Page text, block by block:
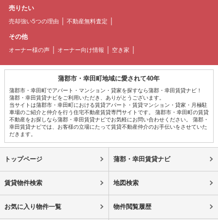
売りたい
売却強い5つの理由 不動産無料査定
その他
オーナー様の声 オーナー向け情報 空き家
蒲郡市・幸田町地域に愛されて40年
蒲郡市・幸田町でアパート・マンション・貸家を探すなら蒲郡・幸田賃貸ナビ！
蒲郡・幸田賃貸ナビをご利用いただき、ありがとうございます。
当サイトは蒲郡市・幸田町における賃貸アパート・賃貸マンション・貸家・月極駐
車場のご紹介と仲介を行う住宅不動産賃貸専門サイトです。 蒲郡市・幸田町の賃貸
不動産をお探しなら蒲郡・幸田賃貸ナビでお気軽にお問い合わせください。 蒲郡・
幸田賃貸ナビでは、お客様の立場にたって賃貸不動産仲介のお手伝いをさせていた
だきます。
トップページ 蒲郡・幸田賃貸ナビ
賃貸物件検索 地図検索
お気に入り物件一覧 物件閲覧履歴